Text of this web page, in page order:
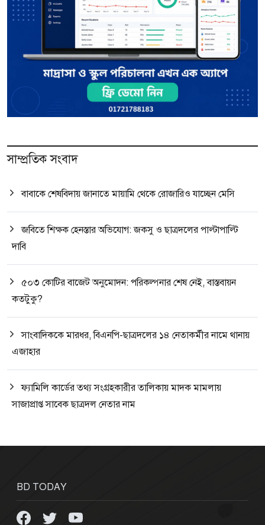
সাম্প্রতিক সংবাদ
বাবাকে শেষবিদায় জানাতে মায়ামি থেকে রোজারিও যাচ্ছেন মেসি
জবিতে শিক্ষক হেনস্তার অভিযোগ: জকসু ও ছাত্রদলের পাল্টাপাল্টি
দাবি
৫০৩ কোটির বাজেট অনুমোদন: পরিকল্পনার শেষ নেই, বাস্তবায়ন
কতটুকু?
সাংবাদিককে মারধর, বিএনপি-ছাত্রদলের ১৪ নেতাকর্মীর নামে থানায়
এজাহার
ফ্যামিলি কার্ডের তথ্য সংগ্রহকারীর তালিকায় মাদক মামলায়
সাজাপ্রাপ্ত সাবেক ছাত্রদল নেতার নাম
BD TODAY